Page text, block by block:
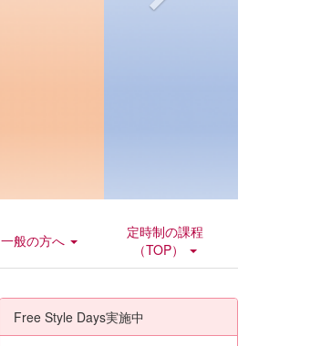
一般の方へ
定時制の課程
（TOP）
Free Style Days実施中